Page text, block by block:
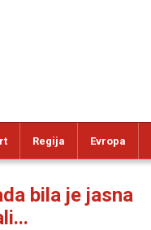
Regija Evropa
bila je jasna